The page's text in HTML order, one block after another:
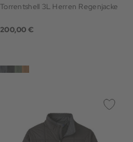
Torrentshell 3L Herren Regenjacke
200,00 €